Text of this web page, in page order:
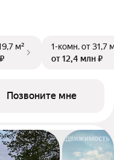
м²
1-комн.от 31,7
от 12,4 млн ₽
Позвоните мне